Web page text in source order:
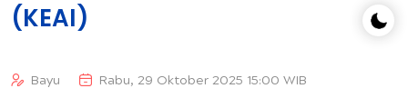
(KEAI)
Bayu Rabu, 29 Oktober 2025 15:00 WIB